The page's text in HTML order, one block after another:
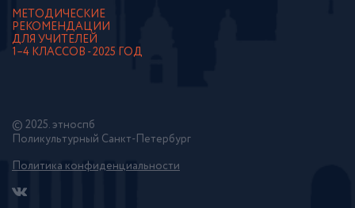
МЕТОДИЧЕСКИЕ
РЕКОМЕНДАЦИИ
ДЛЯ УЧИТЕЛЕЙ
1–4 КЛАССОВ - 2025 ГОД
© 2025. этноспб
Поликультурный Санкт-Петербург
Политика конфиденциальности